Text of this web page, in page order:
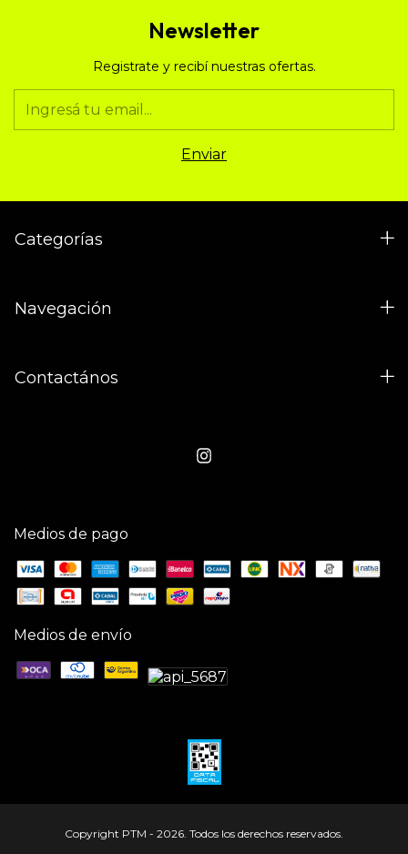
Newsletter
Registrate y recibí nuestras ofertas.
Categorías
Navegación
Contactános
Medios de pago
Medios de envío
Copyright PTM - 2026. Todos los derechos reservados.